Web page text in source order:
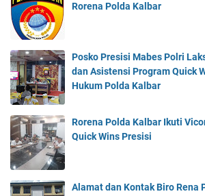
Rorena Polda Kalbar
Posko Presisi Mabes Polri
dan Asistensi Program Quick
Hukum Polda Kalbar
Rorena Polda Kalbar Ikuti
Quick Wins Presisi
Alamat dan Kontak Biro Rena